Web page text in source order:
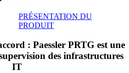
PRÉSENTATION DU
PRODUIT
: Paessler PRTG est une
des infrastructures
IT